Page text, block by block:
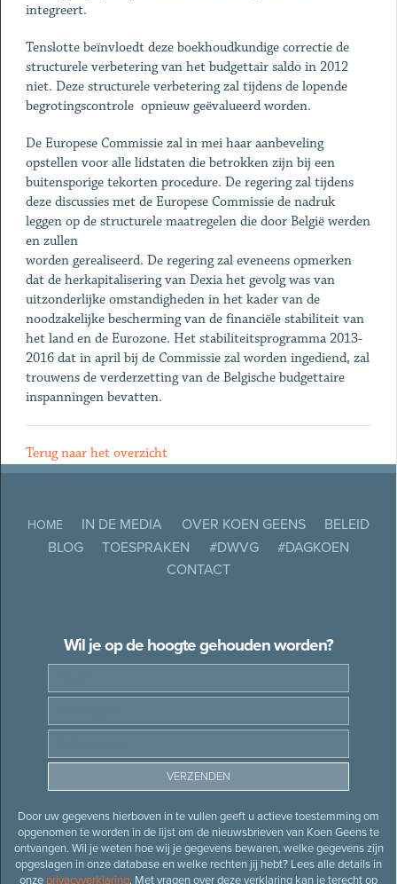
integreert.
Tenslotte beïnvloedt deze boekhoudkundige correctie de
structurele verbetering van het budgettair saldo in 2012
niet. Deze structurele verbetering zal tijdens de lopende
begrotingscontrole opnieuw geëvalueerd worden.
De Europese Commissie zal in mei haar aanbeveling
opstellen voor alle lidstaten die betrokken zijn bij een
buitensporige tekorten procedure. De regering zal tijdens
deze discussies met de Europese Commissie de nadruk
leggen op de structurele maatregelen die door België werden
en zullen
worden gerealiseerd. De regering zal eveneens opmerken
dat de herkapitalisering van Dexia het gevolg was van
uitzonderlijke omstandigheden in het kader van de
noodzakelijke bescherming van de financiële stabiliteit van
het land en de Eurozone. Het stabiliteitsprogramma 2013-
2016 dat in april bij de Commissie zal worden ingediend, zal
trouwens de verderzetting van de Belgische budgettaire
inspanningen bevatten.
Terug naar het overzicht
HOME IN DE MEDIA OVER KOEN GEENS
BELEID
BLOG
TOESPRAKEN #DWVG
#DAGKOEN
CONTACT
Wil je op de hoogte gehouden worden?
Door uw gegevens hierboven in te vullen geeft u actieve toestemming om
opgenomen te worden in de lijst om de nieuwsbrieven van Koen Geens te
ontvangen. Wil je weten hoe wij je gegevens bewaren, welke gegevens zijn
opgeslagen in onze database en welke rechten jij hebt? Lees alle details in
onze privacyverklaring. Met vragen over deze verklaring kan je terecht op